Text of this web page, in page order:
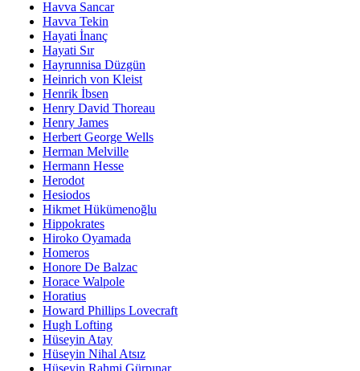
Havva Sancar
Havva Tekin
Hayati İnanç
Hayati Sır
Hayrunnisa Düzgün
Heinrich von Kleist
Henrik İbsen
Henry David Thoreau
Henry James
Herbert George Wells
Herman Melville
Hermann Hesse
Herodot
Hesiodos
Hikmet Hükümenoğlu
Hippokrates
Hiroko Oyamada
Homeros
Honore De Balzac
Horace Walpole
Horatius
Howard Phillips Lovecraft
Hugh Lofting
Hüseyin Atay
Hüseyin Nihal Atsız